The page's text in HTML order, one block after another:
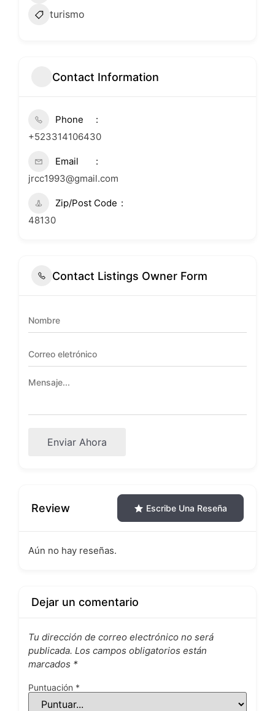
turismo
Contact Information
Phone
+523314106430
Email
jrcc1993@gmail.com
Zip/Post Code
48130
Contact Listings Owner Form
Enviar Ahora
Review Escribe Una Reseña
Aún no hay reseñas.
Dejar un comentario
Tu dirección de correo electrónico no será
publicada. Los campos obligatorios están
marcados *
Puntuación *